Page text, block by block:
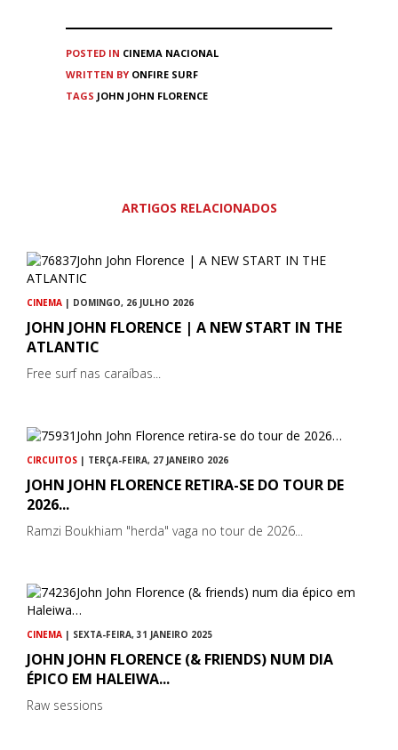
POSTED IN CINEMA NACIONAL
WRITTEN BY ONFIRE SURF
TAGS JOHN JOHN FLORENCE
ARTIGOS RELACIONADOS
CINEMA | DOMINGO, 26 JULHO 2026
JOHN JOHN FLORENCE | A NEW START IN THE
ATLANTIC
Free surf nas caraíbas...
CIRCUITOS | TERÇA-FEIRA, 27 JANEIRO 2026
JOHN JOHN FLORENCE RETIRA-SE DO TOUR DE
2026...
Ramzi Boukhiam "herda" vaga no tour de 2026...
CINEMA | SEXTA-FEIRA, 31 JANEIRO 2025
JOHN JOHN FLORENCE (& FRIENDS) NUM DIA
ÉPICO EM HALEIWA...
Raw sessions